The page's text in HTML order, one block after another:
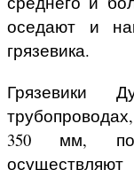
оседают и
грязевика.
Грязевики
350 мм,
осуществляют